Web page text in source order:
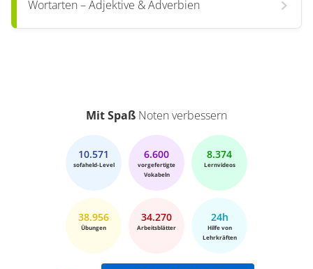
Wortarten – Adjektive & Adverbien
Mit Spaß Noten verbessern
10.571
sofaheld-Level
6.600
vorgefertigte
Vokabeln
8.374
Lernvideos
38.956
Übungen
34.270
Arbeitsblätter
24h
Hilfe von
Lehrkräften